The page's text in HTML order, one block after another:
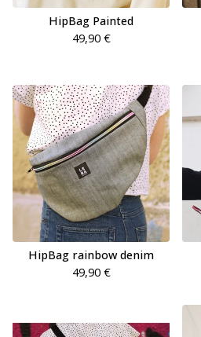
HipBag Painted
49,90 €
HipBag rainbow denim
49,90 €